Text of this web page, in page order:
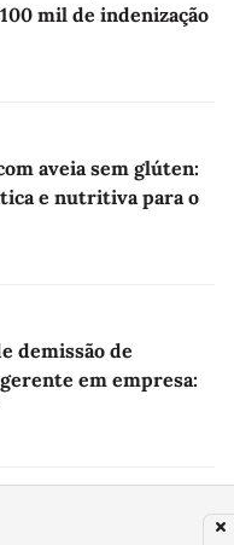
mil de indenização
aveia sem glúten:
e nutritiva para o
demissão de
em empresa: